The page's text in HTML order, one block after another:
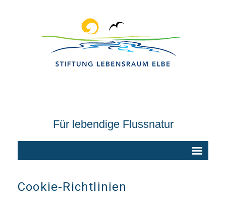
Für lebendige Flussnatur
Cookie-Richtlinien